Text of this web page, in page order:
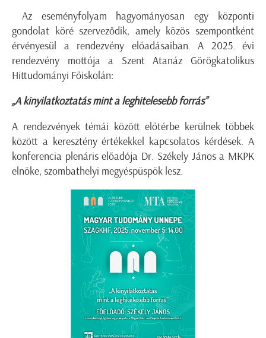
Az eseményfolyam hagyományosan egy központi
gondolat köré szerveződik, amely közös szempontként
érvényesül a rendezvény előadásaiban. A 2025. évi
rendezvény mottója a Szent Atanáz Görögkatolikus
Hittudományi Főiskolán:
„A kinyilatkoztatás mint a leghitelesebb forrás”
A rendezvények témái között előtérbe kerülnek többek
között a keresztény értékekkel kapcsolatos kérdések. A
konferencia plenáris előadója Dr. Székely János a MKPK
elnöke, szombathelyi megyéspüspök lesz.